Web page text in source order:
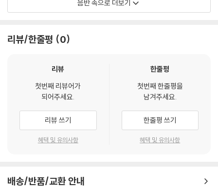
음반 속으로 더보기
리뷰/한줄평 0
리뷰
첫번째 리뷰어가
되어주세요.
리뷰 쓰기
혜택 및 유의사항
한줄평
첫번째 한줄평을
남겨주세요.
한줄평 쓰기
혜택 및 유의사항
배송/반품/교환 안내